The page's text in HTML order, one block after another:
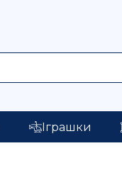
Іграшки